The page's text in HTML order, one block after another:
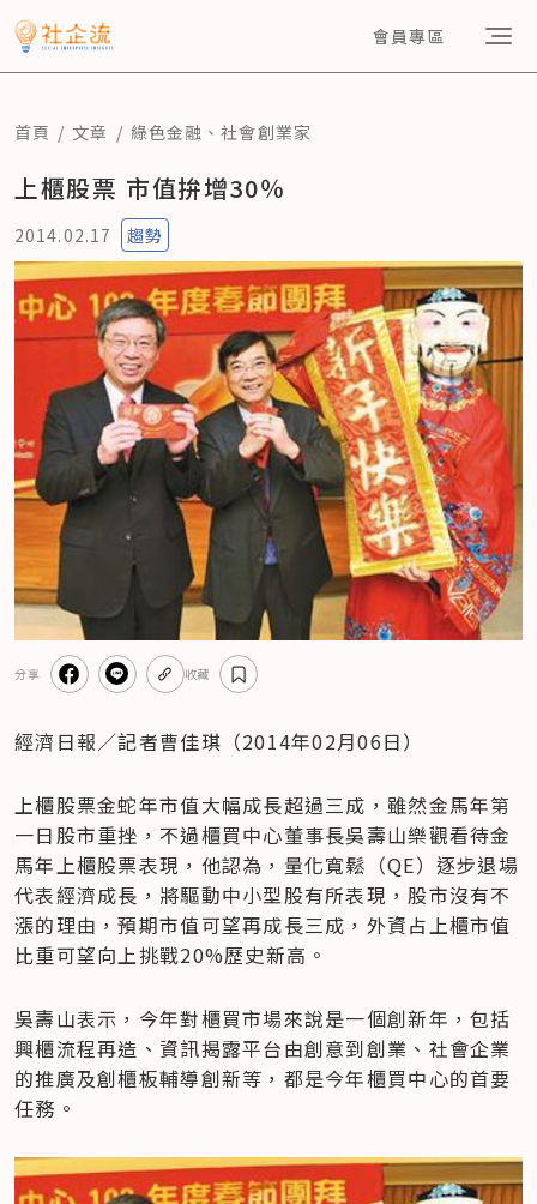
會員專區
首頁 文章 綠色金融 、社會創業家
上櫃股票 市值拚增30％
2014.02.17 趨勢
分享 收藏
經濟日報／記者曹佳琪（2014年02月06日）
上櫃股票金蛇年市值大幅成長超過三成，雖然金馬年第
一日股市重挫，不過櫃買中心董事長吳壽山樂觀看待金
馬年上櫃股票表現，他認為，量化寬鬆（QE）逐步退場
代表經濟成長，將驅動中小型股有所表現，股市沒有不
漲的理由，預期市值可望再成長三成，外資占上櫃市值
比重可望向上挑戰20%歷史新高。
吳壽山表示，今年對櫃買市場來說是一個創新年，包括
興櫃流程再造、資訊揭露平台由創意到創業、社會企業
的推廣及創櫃板輔導創新等，都是今年櫃買中心的首要
任務。